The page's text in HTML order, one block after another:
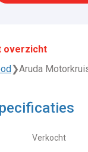
overzicht
❯Aruda
Verkocht